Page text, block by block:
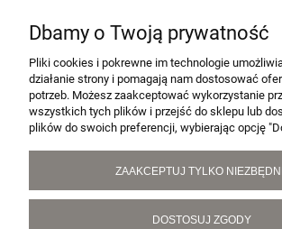
MOJE KONTO
PŁATNOŚCI I DOSTAWA
INFORMACJE
Dbamy o Twoją prywatność
Pliki cookies i pokrewne im technologie
działanie strony i pomagają nam dostosować
potrzeb. Możesz zaakceptować wykorzystanie
wszystkich tych plików i przejść do sklepu lub
plików do swoich preferencji, wybierając opcję
ZAAKCEPTUJ TYLKO
DOSTOSUJ ZGODY